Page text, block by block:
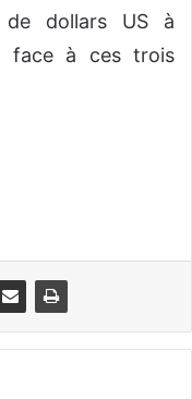
de dollars US à
face à ces trois